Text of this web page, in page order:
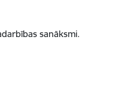
sanāksmi.